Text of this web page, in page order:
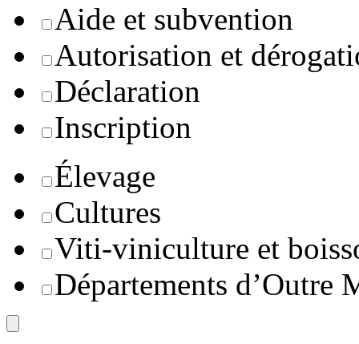
Aide et subvention
Autorisation et
Déclaration
Inscription
Élevage
Cultures
Viti-viniculture et
Départements d’Outre